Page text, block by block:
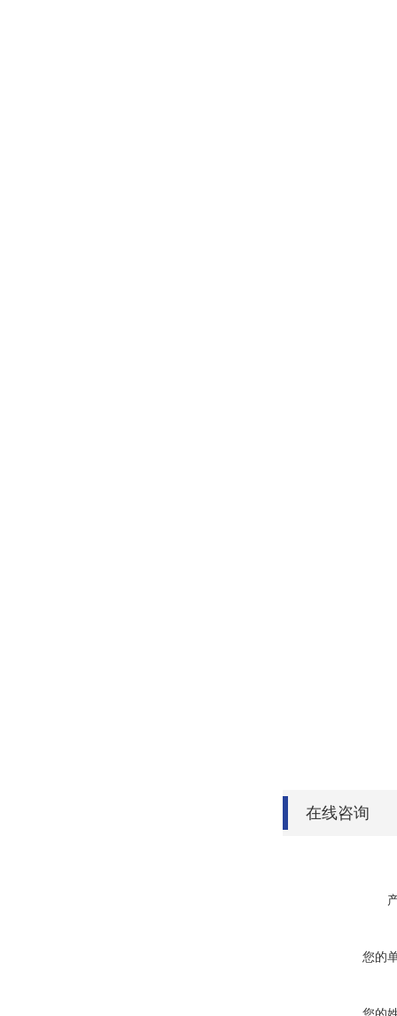
在线咨询
您的